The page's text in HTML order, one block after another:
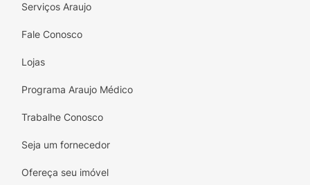
Serviços Araujo
Fale Conosco
Lojas
Programa Araujo Médico
Trabalhe Conosco
Seja um fornecedor
Ofereça seu imóvel